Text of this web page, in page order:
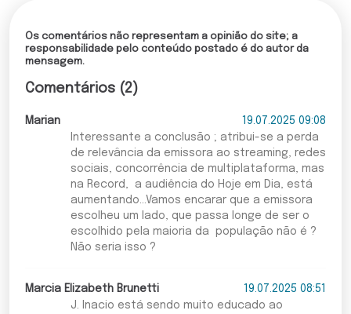
Os comentários não representam a opinião do site; a
responsabilidade pelo conteúdo postado é do autor da
mensagem.
Comentários (2)
Marian
19.07.2025 09:08
Interessante a conclusão ; atribui-se a perda
de relevância da emissora ao streaming, redes
sociais, concorrência de multiplataforma, mas
na Record, a audiência do Hoje em Dia, está
aumentando...Vamos encarar que a emissora
escolheu um lado, que passa longe de ser o
escolhido pela maioria da população não é ?
Não seria isso ?
Marcia Elizabeth Brunetti
19.07.2025 08:51
J. Inacio está sendo muito educado ao